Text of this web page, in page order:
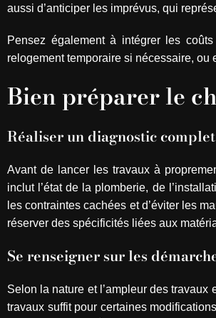
aussi d’anticiper les imprévus, qui
Pensez également à intégrer les
relogement temporaire si nécessaire, ou
Bien préparer le
Réaliser un diagnostic complet
Avant de lancer les travaux à
inclut l’état de la plomberie, de
les contraintes cachées et d’éviter les
réserver des spécificités liées aux
Se renseigner sur les
Selon la nature et l’ampleur des
travaux suffit pour certaines